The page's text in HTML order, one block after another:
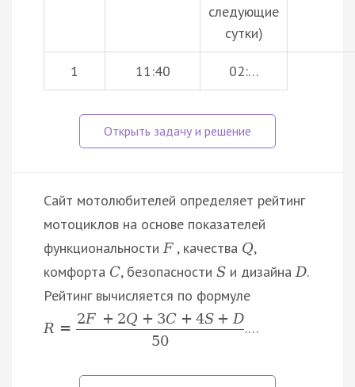
следующие
сутки)
1 11:40 02:…
Сайт мотолюбителей определяет рейтинг
мотоциклов на основе показателей
функциональностиF , качества Q,
комфорта C, безопасности S и дизайнаD.
Рейтинг вычисляется по формуле
R =
2F + 2Q + 3C + 4S + D
50
.…